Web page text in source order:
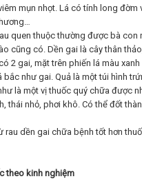
mụn nhọt. Lá có tính long
quen thuộc thường được bà con
cũng có. Dền gai là cây thân
2 gai, mặt trên phiến lá màu
bắc như gai. Quả là một túi hình
là một vị thuốc quý chữa được
thái nhỏ, phơi khô. Có thể đốt
theo kinh nghiệm